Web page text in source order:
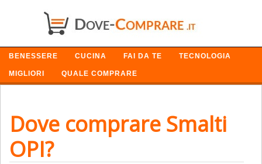
SETTORI
BENESSERE CUCINA FAI DA TE TECNOLOGIA
MIGLIORI QUALE COMPRARE
Dove comprare Smalti
OPI?